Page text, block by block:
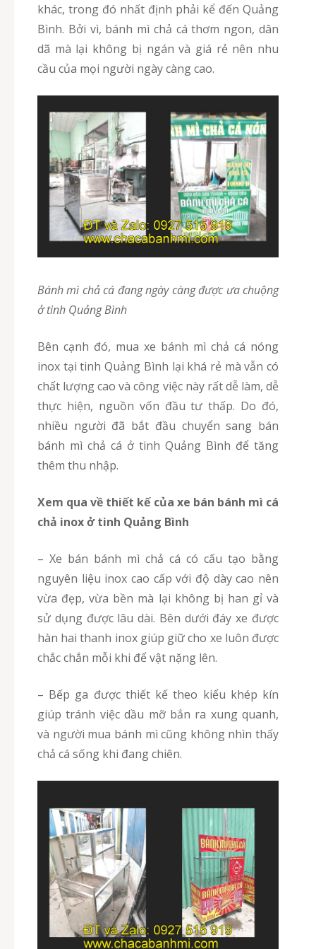
khác, trong đó nhất định phải kể đến Quảng
Bình. Bởi vì, bánh mì chả cá thơm ngon, dân
dã mà lại không bị ngán và giá rẻ nên nhu
cầu của mọi người ngày càng cao.
Bánh mì chả cá đang ngày càng được ưa chuộng
ở tinh Quảng Bình
Bên cạnh đó, mua xe bánh mì chả cá nóng
inox tại tinh Quảng Bình lại khá rẻ mà vẫn có
chất lượng cao và công việc này rất dễ làm, dễ
thực hiện, nguồn vốn đầu tư thấp. Do đó,
nhiều người đã bắt đầu chuyển sang bán
bánh mì chả cá ở tinh Quảng Bình để tăng
thêm thu nhập.
Xem qua về thiết kế của xe bán bánh mì cá
chả inox ở tinh Quảng Bình
– Xe bán bánh mì chả cá có cấu tạo bằng
nguyên liệu inox cao cấp với độ dày cao nên
vừa đẹp, vừa bền mà lại không bị han gỉ và
sử dụng được lâu dài. Bên dưới đáy xe được
hàn hai thanh inox giúp giữ cho xe luôn được
chắc chắn mỗi khi để vật nặng lên.
– Bếp ga được thiết kế theo kiểu khép kín
giúp tránh việc dầu mỡ bắn ra xung quanh,
và người mua bánh mì cũng không nhìn thấy
chả cá sống khi đang chiên.